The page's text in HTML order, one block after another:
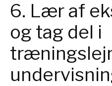
6. Lær af
og tag del i